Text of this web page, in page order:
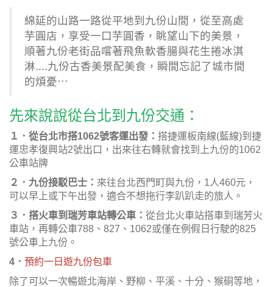
綿延的山路一路從平地到九份山間，從至高處
芋圓店，享受一口芋圓香，眺望山下的美景，
順著九份老街品嚐著飛魚軟香腸與花生捲冰淇
淋....九份古香美景配美食，瞬間忘記了城市間
的煩憂⋯
先來說說從台北到九份交通：
１．從台北市搭1062號客運出發： 搭捷運板南線(藍線)到捷
運忠孝復興站2號出口，出來往右轉就會找到上九份的1062
公車站牌
２．九份接駁巴士： 來往台北西門町與九份，1人460元，
可以早上或下午出發，適合不想拖行李趴趴走的旅人。
３．搭火車到瑞芳車站轉公車： 從台北火車站搭車到瑞芳火
車站，再轉公車788、827、1062或僅在例假日行駛的825
號公車上九份。
4． 預約一日遊九份包車
除了可以一次暢遊北海岸、野柳、平溪、十分、猴硐等地，